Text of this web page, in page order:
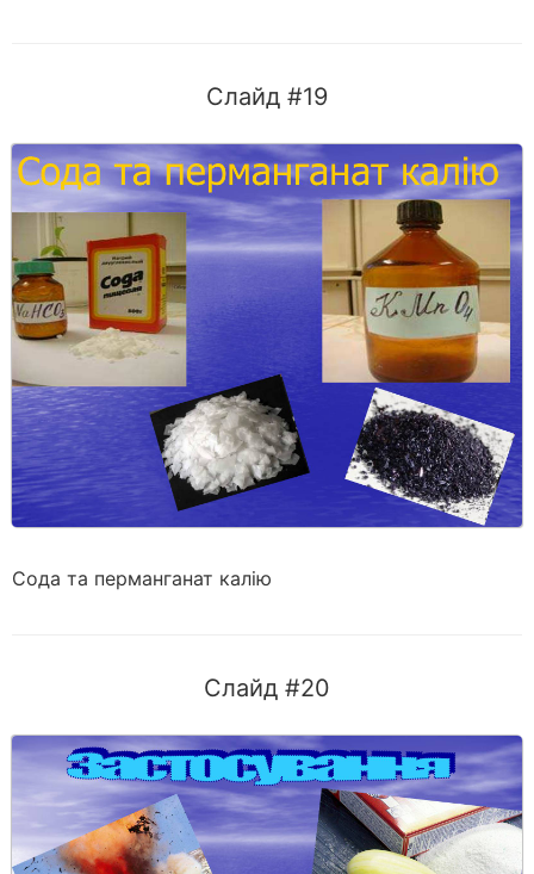
Слайд #19
Сода та перманганат калію
Слайд #20